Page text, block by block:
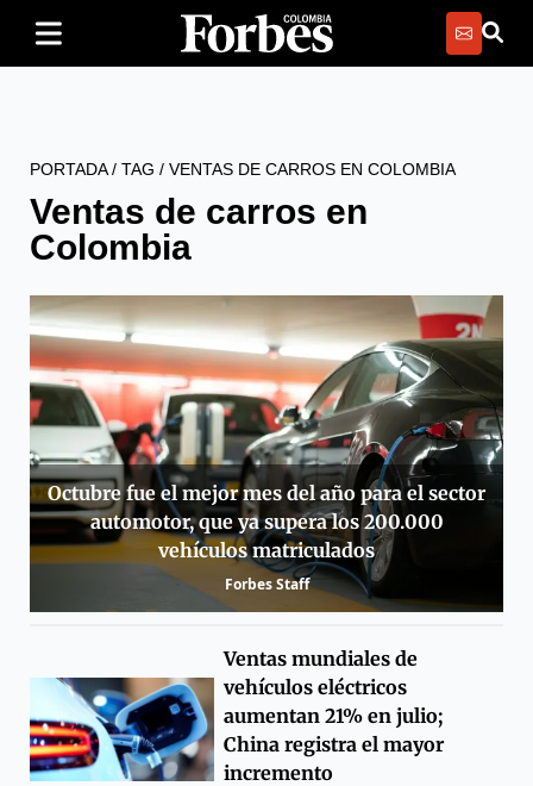
PORTADA/ TAG / VENTAS DE CARROS EN COLOMBIA
Ventas de carros en
Colombia
Octubre fue el mejor mes del año para el sector
automotor, que ya supera los 200.000
vehículos matriculados
Forbes Staff
Ventas mundiales de
vehículos eléctricos
aumentan 21% en julio;
China registra el mayor
incremento